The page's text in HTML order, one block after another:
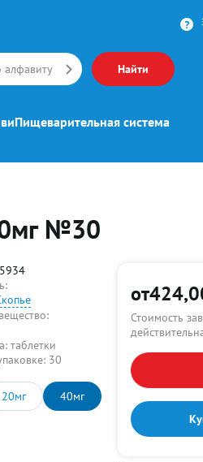
алфавиту Найти
Пищеварительная система
№30
таблетки
30
20мг 40мг
от
Стоимость